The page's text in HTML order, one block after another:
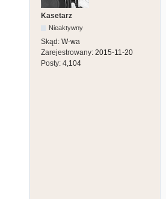
Kasetarz
Nieaktywny
Skąd: W-wa
Zarejestrowany: 2015-11-20
Posty: 4,104